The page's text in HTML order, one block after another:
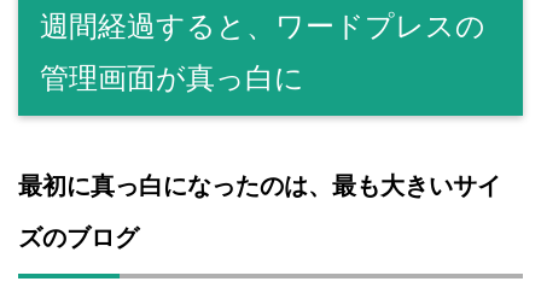
週間経過すると、ワードプレスの
管理画面が真っ白に
最初に真っ白になったのは、最も大きいサイ
ズのブログ